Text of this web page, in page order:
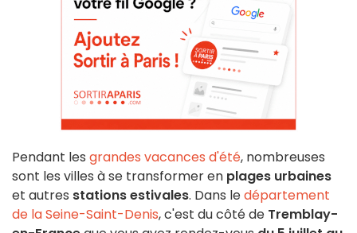
Pendant les grandes vacances d'été, nombreuses
sont les villes à se transformer en plages urbaines
et autres stations estivales. Dans ledépartement
de la Seine-Saint-Denis, c'est du côté de Tremblay-